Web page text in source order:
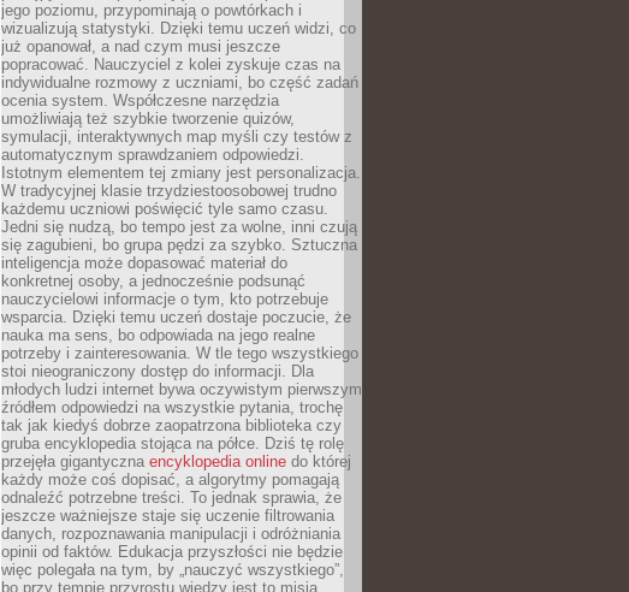
jego poziomu, przypominają o powtórkach i
wizualizują statystyki. Dzięki temu uczeń widzi, co
już opanował, a nad czym musi jeszcze
popracować. Nauczyciel z kolei zyskuje czas na
indywidualne rozmowy z uczniami, bo część zadań
ocenia system. Współczesne narzędzia
umożliwiają też szybkie tworzenie quizów,
symulacji, interaktywnych map myśli czy testów z
automatycznym sprawdzaniem odpowiedzi.
Istotnym elementem tej zmiany jest personalizacja.
W tradycyjnej klasie trzydziestoosobowej trudno
każdemu uczniowi poświęcić tyle samo czasu.
Jedni się nudzą, bo tempo jest za wolne, inni czują
się zagubieni, bo grupa pędzi za szybko. Sztuczna
inteligencja może dopasować materiał do
konkretnej osoby, a jednocześnie podsunąć
nauczycielowi informacje o tym, kto potrzebuje
wsparcia. Dzięki temu uczeń dostaje poczucie, że
nauka ma sens, bo odpowiada na jego realne
potrzeby i zainteresowania. W tle tego wszystkiego
stoi nieograniczony dostęp do informacji. Dla
młodych ludzi internet bywa oczywistym pierwszym
źródłem odpowiedzi na wszystkie pytania, trochę
tak jak kiedyś dobrze zaopatrzona biblioteka czy
gruba encyklopedia stojąca na półce. Dziś tę rolę
przejęła gigantyczna encyklopedia online do której
każdy może coś dopisać, a algorytmy pomagają
odnaleźć potrzebne treści. To jednak sprawia, że
jeszcze ważniejsze staje się uczenie filtrowania
danych, rozpoznawania manipulacji i odróżniania
opinii od faktów. Edukacja przyszłości nie będzie
więc polegała na tym, by „nauczyć wszystkiego”,
bo przy tempie przyrostu wiedzy jest to misja